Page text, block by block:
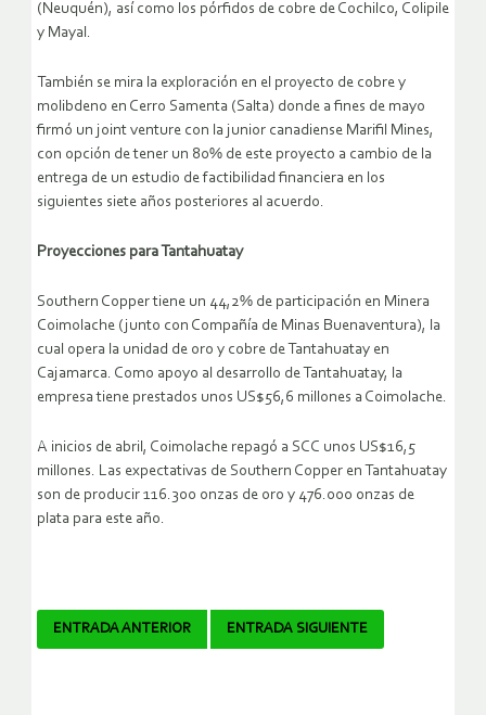
(Neuquén), así como los pórfidos de cobre de Cochilco, Colipile
y Mayal.
También se mira la exploración en el proyecto de cobre y
molibdeno en Cerro Samenta (Salta) donde a fines de mayo
firmó un joint venture con la junior canadiense Marifil Mines,
con opción de tener un 80% de este proyecto a cambio de la
entrega de un estudio de factibilidad financiera en los
siguientes siete años posteriores al acuerdo.
Proyecciones para Tantahuatay
Southern Copper tiene un 44,2% de participación en Minera
Coimolache (junto con Compañía de Minas Buenaventura), la
cual opera la unidad de oro y cobre de Tantahuatay en
Cajamarca. Como apoyo al desarrollo de Tantahuatay, la
empresa tiene prestados unos US$56,6 millones a Coimolache.
A inicios de abril, Coimolache repagó a SCC unos US$16,5
millones. Las expectativas de Southern Copper en Tantahuatay
son de producir 116.300 onzas de oro y 476.000 onzas de
plata para este año.
Navegador
ENTRADA ANTERIOR ENTRADA SIGUIENTE